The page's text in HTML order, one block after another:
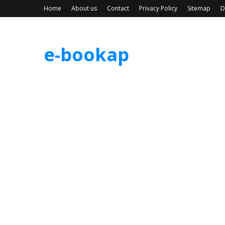
Home About us Contact Privacy Policy Sitemap
e-bookap